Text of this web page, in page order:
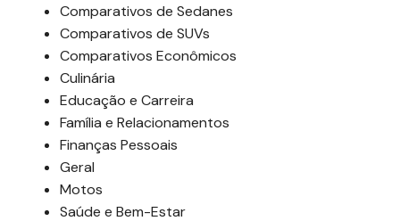
Comparativos de Sedanes
Comparativos de SUVs
Comparativos Econômicos
Culinária
Educação e Carreira
Família e Relacionamentos
Finanças Pessoais
Geral
Motos
Saúde e Bem-Estar